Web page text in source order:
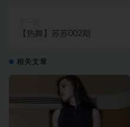
【热舞】苏苏002期
相关文章